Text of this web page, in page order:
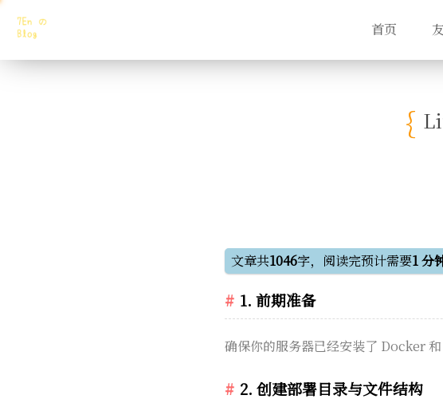
首页
文章共1046字，阅读完预计需要1 分
1. 前期准备
确保你的服务器已经安装了 Docker
2. 创建部署目录与文件结构